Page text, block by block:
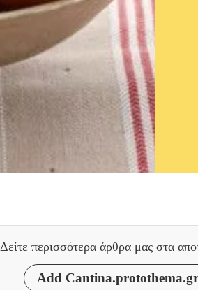
Δείτε περισσότερα άρθρα μας στα
Add